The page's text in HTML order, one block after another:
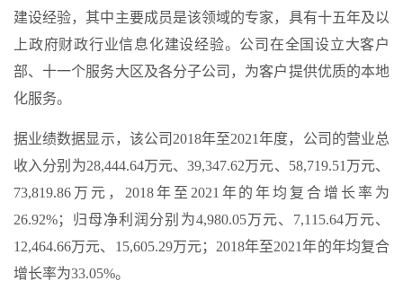
建设经验，其中主要成员是该领域的专家，具有十五年及以
上政府财政行业信息化建设经验。公司在全国设立大客户
部、十一个服务大区及各分子公司，为客户提供优质的本地
化服务。
据业绩数据显示，该公司2018年至2021年度，公司的营业总
收入分别为28,444.64万元、39,347.62万元、58,719.51万元、
73,819.86万元，2018年至2021年的年均复合增长率为
26.92%；归母净利润分别为4,980.05万元、7,115.64万元、
12,464.66万元、15,605.29万元；2018年至2021年的年均复合
增长率为33.05%。